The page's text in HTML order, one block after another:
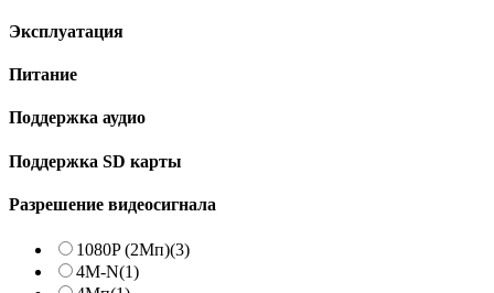
Эксплуатация
Питание
Поддержка аудио
Поддержка SD карты
Разрешение видеосигнала
1080P (2Мп)(3)
4M-N(1)